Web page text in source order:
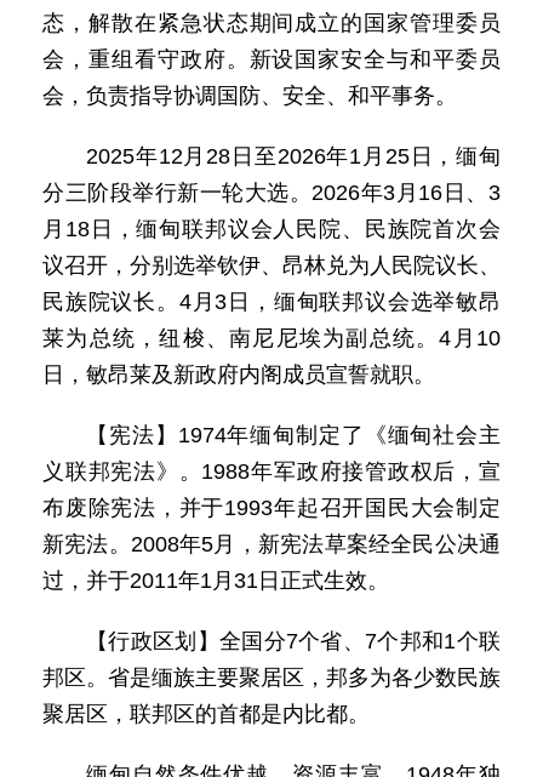
态，解散在紧急状态期间成立的国家管理委员
会，重组看守政府。新设国家安全与和平委员
会，负责指导协调国防、安全、和平事务。
2025年12月28日至2026年1月25日，缅甸
分三阶段举行新一轮大选。2026年3月16日、3
月18日，缅甸联邦议会人民院、民族院首次会
议召开，分别选举钦伊、昂林兑为人民院议长、
民族院议长。4月3日，缅甸联邦议会选举敏昂
莱为总统，纽梭、南尼尼埃为副总统。4月10
日，敏昂莱及新政府内阁成员宣誓就职。
【宪法】1974年缅甸制定了《缅甸社会主
义联邦宪法》。1988年军政府接管政权后，宣
布废除宪法，并于1993年起召开国民大会制定
新宪法。2008年5月，新宪法草案经全民公决通
过，并于2011年1月31日正式生效。
【行政区划】全国分7个省、7个邦和1个联
邦区。省是缅族主要聚居区，邦多为各少数民族
聚居区，联邦区的首都是内比都。